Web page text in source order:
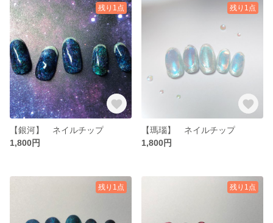
残り1点
【銀河】 ネイルチップ
1,800円
残り1点
【瑪瑙】 ネイルチップ
1,800円
残り1点 残り1点